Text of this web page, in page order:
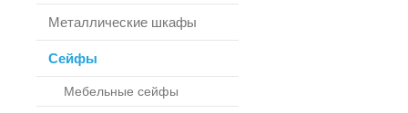
Металлические шкафы
Сейфы
Мебельные сейфы